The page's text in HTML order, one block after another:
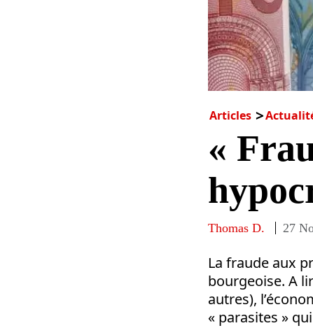
Articles
«
Thomas D. 27
La fraude aux
bourgeoise. A
autres),
« parasites »